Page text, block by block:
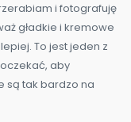
i fotografuję
gładkie i kremowe
To jest jeden z
aby
są tak bardzo na